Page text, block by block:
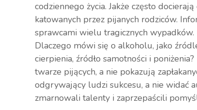
codziennego życia. Jakże często
katowanych przez pijanych rodziców.
sprawcami wielu tragicznych
Dlaczego mówi się o alkoholu, jako
cierpienia, źródło samotności i
twarze pijących, a nie pokazują
odgrywający ludzi sukcesu, a nie widać
zmarnowali talenty i zaprzepaścili